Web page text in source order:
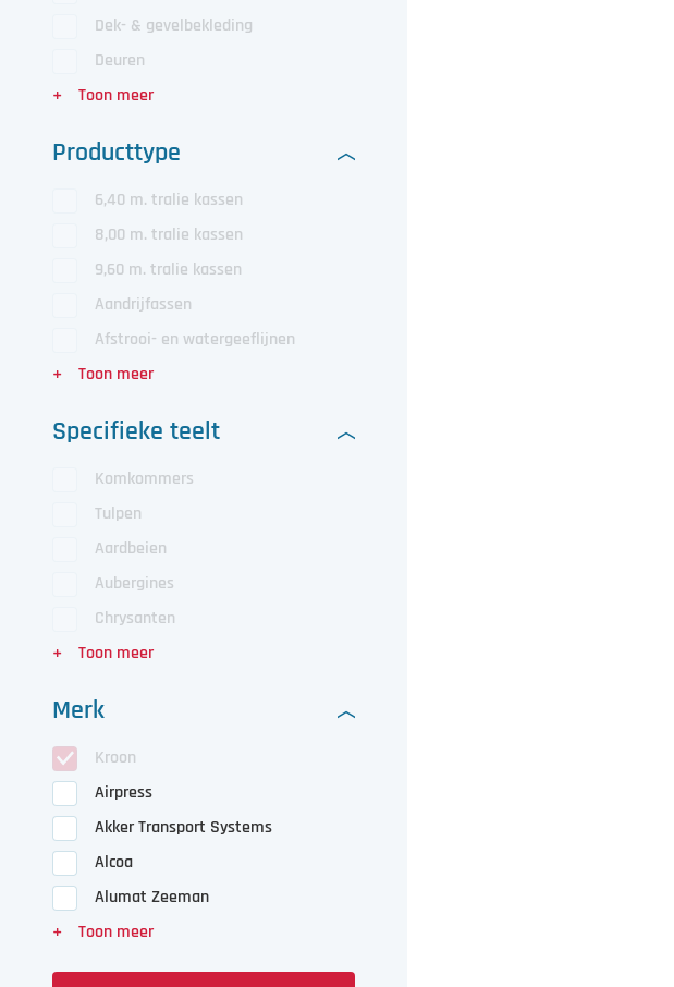
Dek- & gevelbekleding
Deuren
Producttype
6,40 m. tralie kassen
8,00 m. tralie kassen
9,60 m. tralie kassen
Aandrijfassen
Afstrooi- en watergeeflijnen
Specifieke teelt
Komkommers
Tulpen
Aardbeien
Aubergines
Chrysanten
Merk
Kroon
Airpress
Akker Transport Systems
Alcoa
Alumat Zeeman